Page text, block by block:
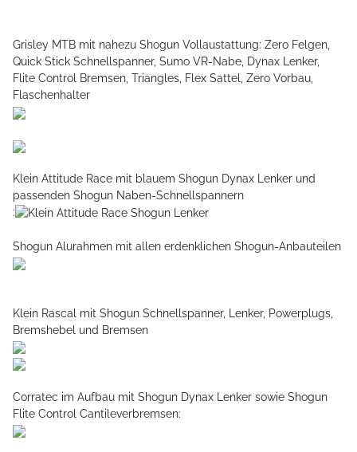
Grisley MTB mit nahezu Shogun Vollaustattung: Zero Felgen,
Quick Stick Schnellspanner, Sumo VR-Nabe, Dynax Lenker,
Flite Control Bremsen, Triangles, Flex Sattel, Zero Vorbau,
Flaschenhalter
Klein Attitude Race mit blauem Shogun Dynax Lenker und
passenden Shogun Naben-Schnellspannern
:
Shogun Alurahmen mit allen erdenklichen Shogun-Anbauteilen
Klein Rascal mit Shogun Schnellspanner, Lenker, Powerplugs,
Bremshebel und Bremsen
Corratec im Aufbau mit Shogun Dynax Lenker sowie Shogun
Flite Control Cantileverbremsen: